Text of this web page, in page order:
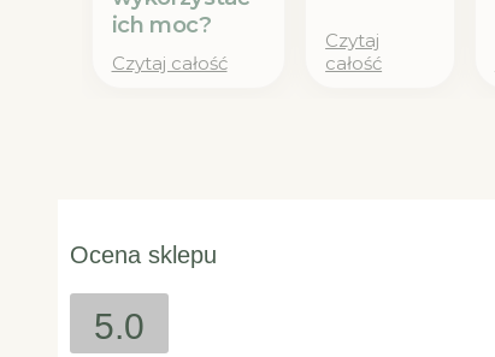
ich moc?
Czytaj całość
Czytaj
całość
Ocena sklepu
5.0